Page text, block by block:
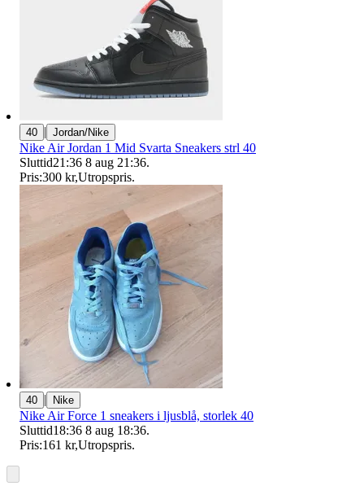
40 | Jordan/Nike
Nike Air Jordan 1 Mid Svarta Sneakers strl 40
Sluttid21:36 8 aug 21:36.
Pris:300 kr,Utropspris.
40 | Nike
Nike Air Force 1 sneakers i ljusblå, storlek 40
Sluttid18:36 8 aug 18:36.
Pris:161 kr,Utropspris.